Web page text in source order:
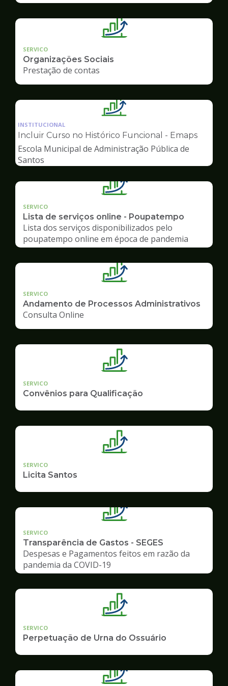
SERVICO
Organizações Sociais
Prestação de contas
Ilustração
pagina
de
Gestão
INSTITUCIONAL
Incluir Curso no Histórico Funcional - Emaps
Escola Municipal de Administração Pública de
Santos
SERVICO
Lista de serviços online - Poupatempo
Lista dos serviços disponibilizados pelo
poupatempo online em época de pandemia
SERVICO
Andamento de Processos Administrativos
Consulta Online
SERVICO
Convênios para Qualificação
SERVICO
Licita Santos
SERVICO
Transparência de Gastos - SEGES
Despesas e Pagamentos feitos em razão da
pandemia da COVID-19
SERVICO
Perpetuação de Urna do Ossuário